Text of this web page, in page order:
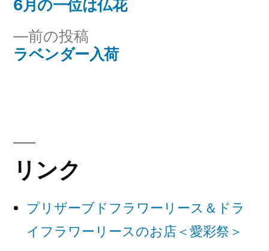
投
稿
ナ
ー
シ
ョ
前の投稿
の
ラベンダー入荷
の
6月の一位は仏花
リンク
プリザーブドフラワーリース＆ドラ
イフラワーリースのお店＜愛彩祭＞